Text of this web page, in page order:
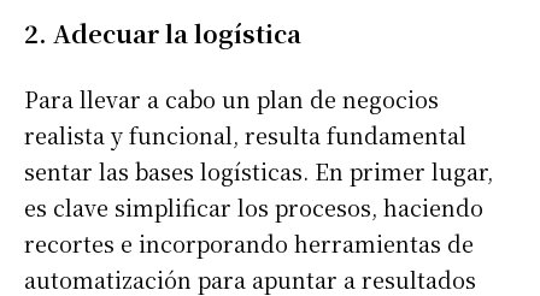
2. Adecuar la logística
Para llevar a cabo un plan de negocios
realista y funcional, resulta fundamental
sentar las bases logísticas. En primer lugar,
es clave simplificar los procesos, haciendo
recortes e incorporando herramientas de
automatización para apuntar a resultados